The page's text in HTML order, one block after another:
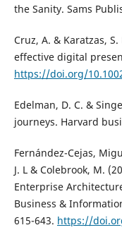
the Sanity. Sams
Cruz, A. & Karatzas,
effective digital
https://doi.org/
Edelman, D. C. &
journeys. Harvard
Fernández-Cejas,
J. L & Colebrook, M.
Enterprise
Business &
615-643. https://